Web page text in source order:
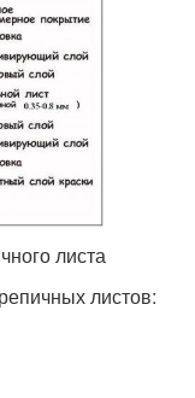
листа
листов: